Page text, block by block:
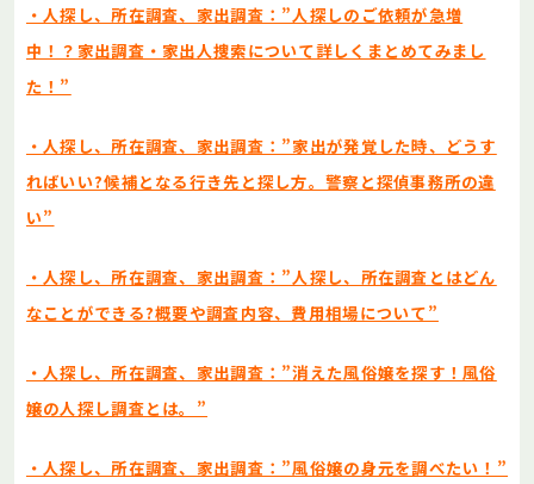
・人探し、所在調査、家出調査：”人探しのご依頼が急増
中！？家出調査・家出人捜索について詳しくまとめてみまし
た！”
・人探し、所在調査、家出調査：”家出が発覚した時、どうす
ればいい?候補となる行き先と探し方。警察と探偵事務所の違
い”
・人探し、所在調査、家出調査：”人探し、所在調査とはどん
なことができる?概要や調査内容、費用相場について”
・人探し、所在調査、家出調査：”消えた風俗嬢を探す！風俗
嬢の人探し調査とは。”
・人探し、所在調査、家出調査：”風俗嬢の身元を調べたい！”